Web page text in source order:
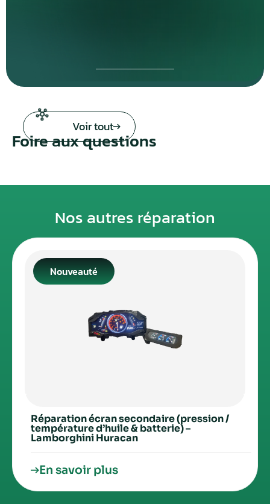
Voir tout
Foire aux questions
Nos autres réparation
Nouveauté
Réparation écran secondaire (pression /
température d’huile & batterie) –
Lamborghini Huracan
En savoir plus